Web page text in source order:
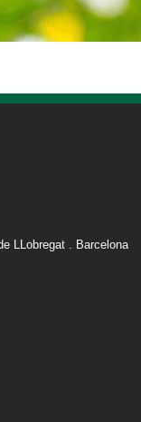
LLobregat . Barcelona